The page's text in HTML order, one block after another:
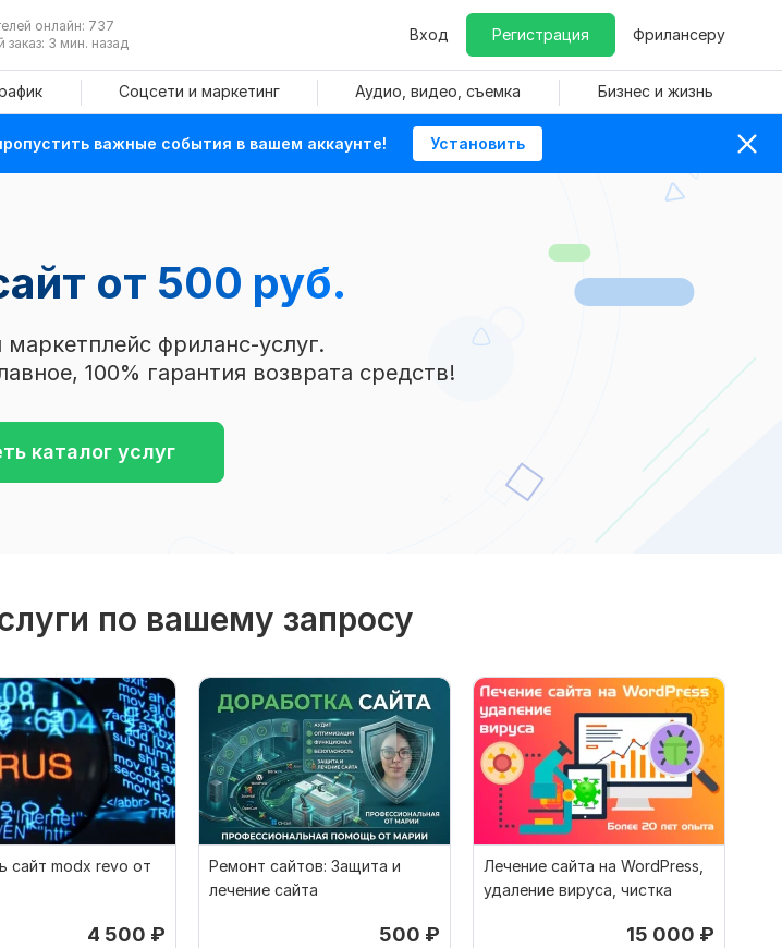
онлайн: 737
заказ: 3 мин. назад
Вход Регистрация Фрилансеру
Соцсети и маркетинг Аудио, видео, съемка Бизнес и жизнь
важные события в вашем аккаунте! Установить
от 500 руб.
фриланс-услуг.
100% гарантия возврата средств!
каталог услуг
по вашему запросу
сайт modx revo от
4 500 ₽
Ремонт сайтов: Защита и
лечение сайта
500 ₽
Лечение сайта на WordPress,
удаление вируса, чистка
15 000 ₽